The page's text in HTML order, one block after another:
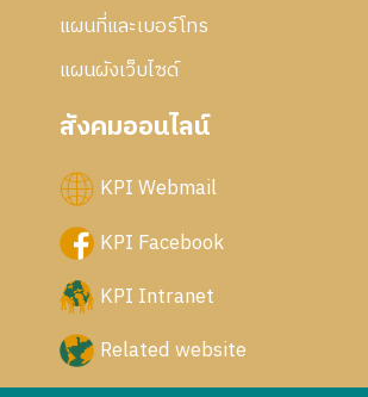
แผนที่และเบอร์โทร
แผนผังเว็บไซด์
สังคมออนไลน์
KPI Webmail
KPI Facebook
KPI Intranet
Related website